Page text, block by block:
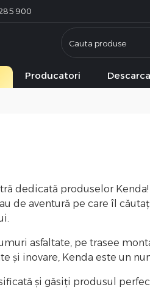
900
Producatori
dedicată produselor
de aventură pe care îl
asfaltate, pe trasee
și inovare, Kenda este un
și găsiți produsul